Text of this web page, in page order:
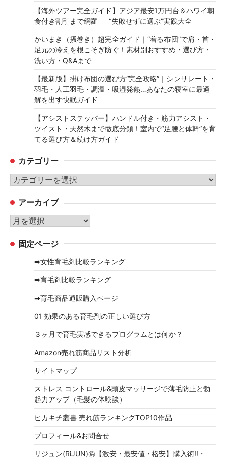
【海外ツアー完全ガイド】アジア最安1万円台＆ハワイ朝
食付き割引まで網羅 ― “失敗せずに選ぶ”実践大全
かいまき（掻巻き）超完全ガイド｜“着る布団”で肩・首・
足元の冷えを根こそぎ防ぐ！素材別おすすめ・選び方・
洗い方・Q&Aまで
【最新版】掛け布団の選び方“完全攻略”｜シンサレート・
羽毛・人工羽毛・調温・吸湿発熱…あなたの寝室に最適
解を出す快眠ガイド
【アシストステッパー】ハンドル付き・筋力アシスト・
ツイスト・天然木まで徹底分類！室内で“足腰と体幹”を育
てる選び方＆続け方ガイド
カテゴリー
カ
ゴ
リ
ー
アーカイブ
ア
カ 固定ページ
➡女性育毛剤比較ランキング
➡育毛剤比較ランキング
➡育毛商品通販購入ページ
01 効果のある育毛剤の正しい選び方
３ヶ月で育毛実感できるプログラムとは何か？
Amazon売れ筋商品リスト分析
サイトマップ
ストレス コントロール&頭皮マッサージで薄毛防止と勃
起力アップ（毛髪の体験談）
ピカキチ叢書 売れ筋ランキングTOP10作品
プロフィール&お問合せ
リジュン(RiJUN)㊙【激安・最安値・格安】購入術!!・